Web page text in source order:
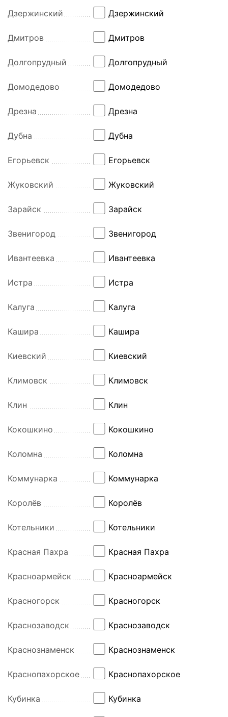
Дзержинский Дзержинский
Дмитров Дмитров
Долгопрудный Долгопрудный
Домодедово Домодедово
Дрезна Дрезна
Дубна Дубна
Егорьевск Егорьевск
Жуковский Жуковский
Зарайск Зарайск
Звенигород Звенигород
Ивантеевка Ивантеевка
Истра Истра
Калуга Калуга
Кашира Кашира
Киевский Киевский
Климовск Климовск
Клин Клин
Кокошкино Кокошкино
Коломна Коломна
Коммунарка Коммунарка
Королёв Королёв
Котельники Котельники
Красная Пахра Красная Пахра
Красноармейск Красноармейск
Красногорск Красногорск
Краснозаводск Краснозаводск
Краснознаменск Краснознаменск
Краснопахорское Краснопахорское
Кубинка Кубинка